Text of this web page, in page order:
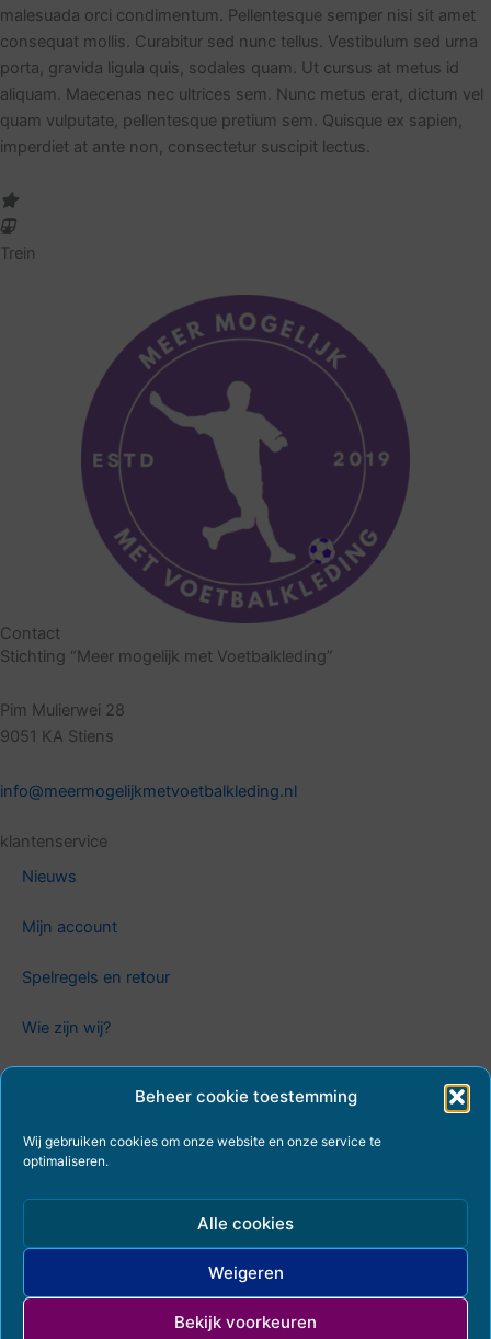
Beheer cookie toestemming
Wij gebruiken cookies om onze website en onze service te
optimaliseren.
Alle cookies
Weigeren
Bekijk voorkeuren
malesuada orci condimentum. Pellentesque semper nisi sit amet
consequat mollis. Curabitur sed nunc tellus. Vestibulum sed urna
porta, gravida ligula quis, sodales quam. Ut cursus at metus id
aliquam. Maecenas nec ultrices sem. Nunc metus erat, dictum vel
quam vulputate, pellentesque pretium sem. Quisque ex sapien,
imperdiet at ante non, consectetur suscipit lectus.
Trein
Contact
Stichting “Meer mogelijk met Voetbalkleding”
Pim Mulierwei 28
9051 KA Stiens
info@meermogelijkmetvoetbalkleding.nl
klantenservice
Nieuws
Mijn account
Spelregels en retour
Wie zijn wij?
Privacy en voorwaarden
Algemene voorwaarden
Cookiebeleid (EU)
Privacyverklaring